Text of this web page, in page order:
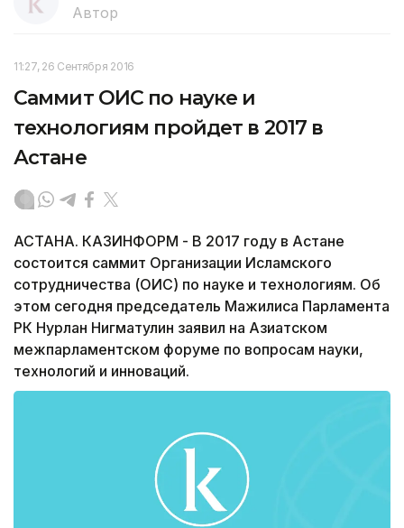
Автор
11:27, 26 Сентября 2016
Саммит ОИС по науке и
технологиям пройдет в 2017 в
Астане
АСТАНА. КАЗИНФОРМ - В 2017 году в Астане
состоится саммит Организации Исламского
сотрудничества (ОИС) по науке и технологиям. Об
этом сегодня председатель Мажилиса Парламента
РК Нурлан Нигматулин заявил на Азиатском
межпарламентском форуме по вопросам науки,
технологий и инноваций.